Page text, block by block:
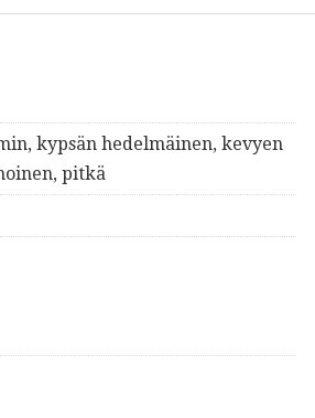
kypsän hedelmäinen, kevyen
pitkä